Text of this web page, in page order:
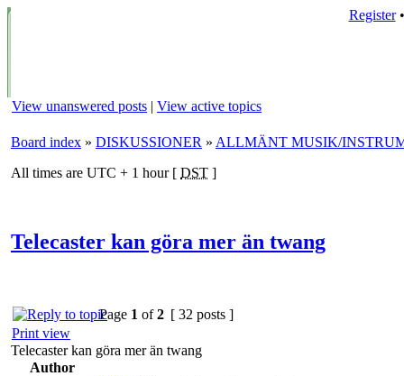
Register
View unanswered posts | View active topics
Board index » DISKUSSIONER » ALLMÄNT MUSIK/
All times are UTC + 1 hour [ DST ]
Telecaster kan göra mer än twang
Page 1 of2 [ 32 posts ]
Print view
Telecaster kan göra mer än twang
Author